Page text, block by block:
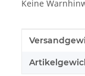
Keine
Wert